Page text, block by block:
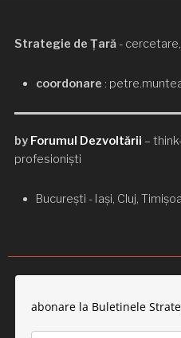
Strategie de Țară -
coordonare :
by Forumul Dezvoltării –
profesioniști
București - Iași, Cluj,
abonare la Buletinele